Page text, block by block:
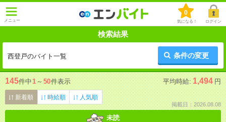
メニュー
0
気になる！ ログイン
検索結果
西登戸のバイト一覧 条件の変更
145件中1 ～ 50件表示 平均時給: 1,494 円
新着順 時給順 人気順
掲載日：2026.08.08
未読